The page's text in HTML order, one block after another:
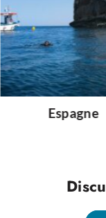
Espagne